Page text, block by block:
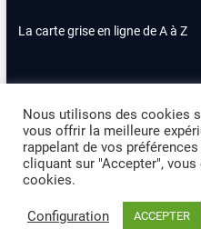
La carte grise en ligne de A à Z
Nous contacter
Politique de
Occasion Automobile
Copyright All right reserved
Nous utilisons des cookies
vous offrir la meilleure
rappelant de vos
cliquant sur "Accepter",
cookies.
Configuration ACCEPTER